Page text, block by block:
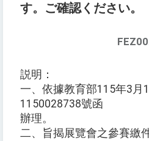
す。ご確認ください。
説明：
一、依據教育部115年3月
1150028738號函
辦理。
二、旨揭展覽會之參賽繳